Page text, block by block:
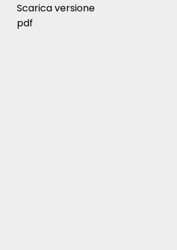
Scarica versione
pdf